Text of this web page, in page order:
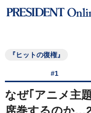
『ヒットの復権』
#1
なぜ｢アニメ主